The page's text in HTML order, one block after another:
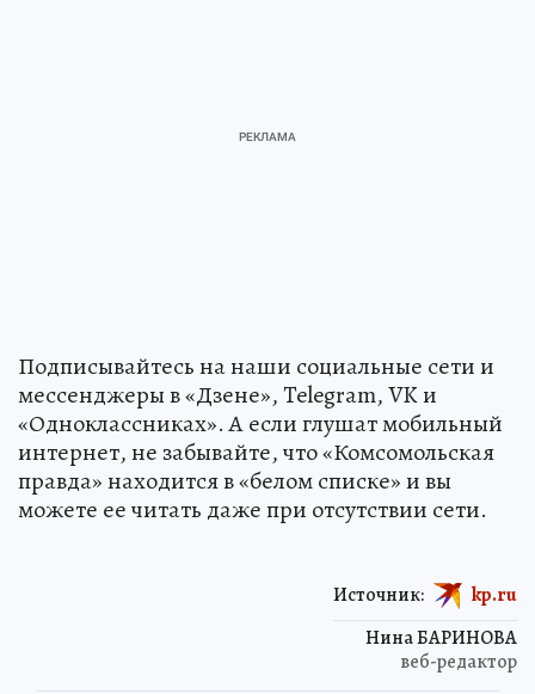
Подписывайтесь на наши социальные сети и
мессенджеры в «Дзене», Telegram, VK и
«Одноклассниках». А если глушат мобильный
интернет, не забывайте, что «Комсомольская
правда» находится в «белом списке» и вы
можете ее читать даже при отсутствии сети.
Нина БАРИНОВА
веб-редактор
Источник: kp.ru